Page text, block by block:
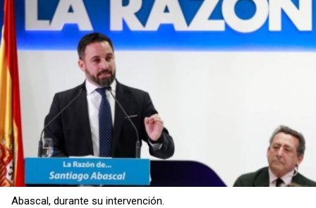
Abascal, durante su intervención.